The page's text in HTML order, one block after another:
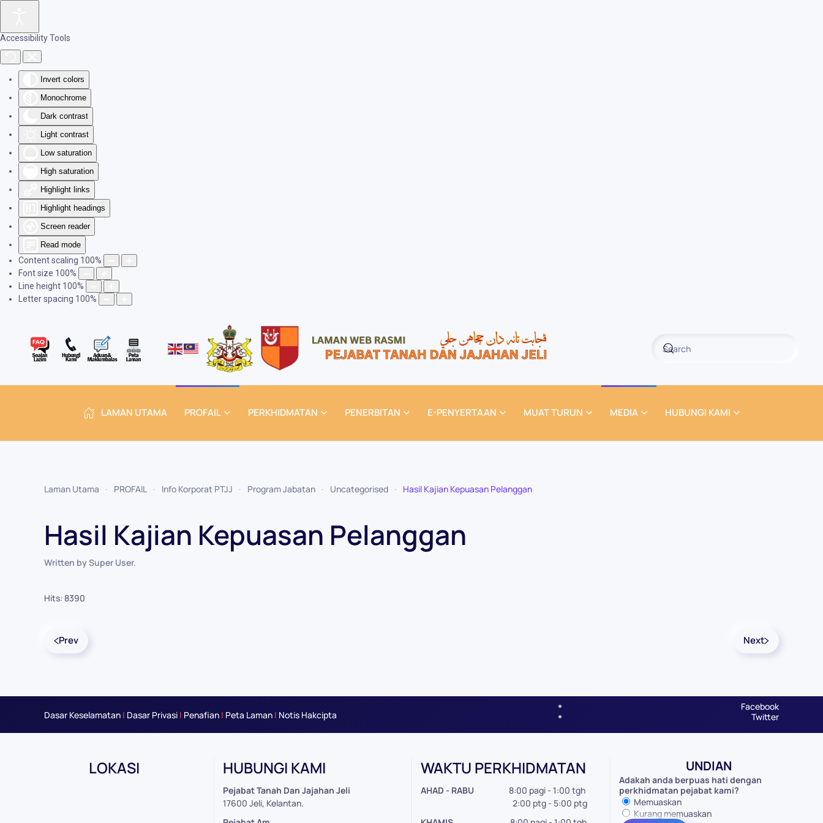
Accessibility Tools
Invert colors
Monochrome
Dark contrast
Light contrast
Low saturation
High saturation
Highlight links
Highlight headings
Screen reader
Read mode
Content scaling 100%
Font size 100%
Line height 100%
Letter spacing 100%
Skip to main content
LAMAN UTAMA PROFAIL PERKHIDMATAN PENERBITAN E-PENYERTAAN MUAT TURUN MEDIA HUBUNGI KAMI
Laman Utama PROFAIL Info Korporat PTJJ Program Jabatan Uncategorised Hasil Kajian Kepuasan Pelanggan
Hasil Kajian Kepuasan Pelanggan
Written by Super User.
Hits: 8390
Prev Next
Dasar Keselamatan | Dasar Privasi | Penafian | Peta Laman | Notis Hakcipta
Facebook
Twitter
LOKASI
Leaflet HUBUNGI KAMI
Pejabat Tanah Dan Jajahan Jeli
17600 Jeli, Kelantan.
WAKTU PERKHIDMATAN
AHAD - RABU 8:00 pagi - 1:00 tgh
2:00 ptg - 5:00 ptg
UNDIAN
Adakah anda berpuas hati dengan
perkhidmatan pejabat kami?
Memuaskan
Kurang memuaskan